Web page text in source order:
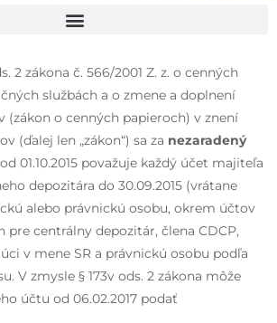
2 zákona č. 566/2001 Z. z. o cenných
službách a o zmene a doplnení
(zákon o cenných papieroch) v znení
(ďalej len „zákon“) sa za nezaradený
01.10.2015 považuje každý účet majiteľa
depozitára do 30.09.2015 (vrátane
alebo právnickú osobu, okrem účtov
pre centrálny depozitár, člena CDCP,
v mene SR a právnickú osobu podľa
V zmysle § 173v ods. 2 zákona môže
účtu od 06.02.2017 podať